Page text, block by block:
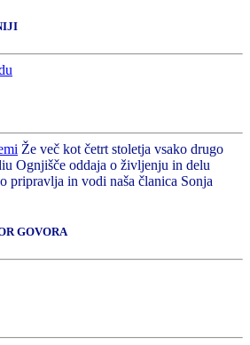
Že več kot četrt stoletja vsako drugo
Ognjišče oddaja o življenju in delu
pripravlja in vodi naša članica Sonja
GOVORA